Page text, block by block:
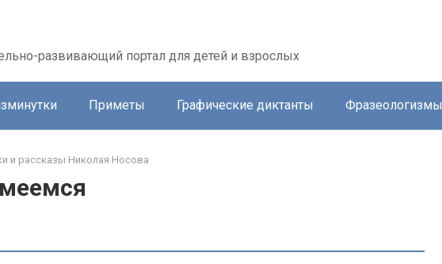
развивающий портал для детей и взрослых
Приметы Графические диктанты Фразеологизмы
и рассказы Николая Носова